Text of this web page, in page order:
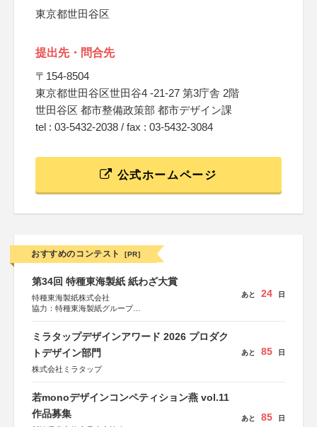
東京都世田谷区
提出先・問合先
〒154-8504
東京都世田谷区世田谷4 -21-27 第3庁舎 2階
世田谷区 都市整備政策部 都市デザイン課
tel : 03-5432-2038 / fax : 03-5432-3084
公式ホームページ
おすすめのコンテスト [PR]
第34回 特種東海製紙 紙わざ大賞
特種東海製紙株式会社
協力：特種東海製紙グループ
あと 24 日
ミラタップデザインアワード 2026 プロダク
トデザイン部門
株式会社ミラタップ
あと 85 日
若monoデザインコンペティション燕 vol.11
作品募集
あと 85 日